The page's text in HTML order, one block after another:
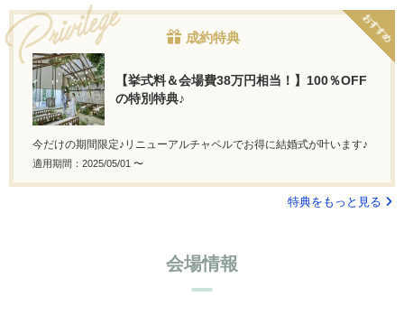
おすすめ
成約特典
【挙式料＆会場費38万円相当！】100％OFF
の特別特典♪
今だけの期間限定♪リニューアルチャペルでお得に結婚式が叶います♪
適用期間：2025/05/01 〜
特典をもっと見る
会場情報